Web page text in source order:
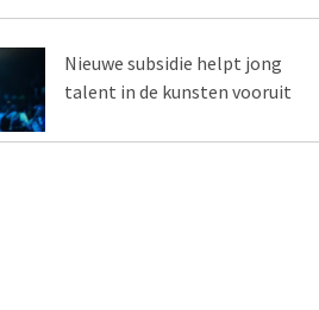
Nieuwe subsidie helpt jong
talent in de kunsten vooruit